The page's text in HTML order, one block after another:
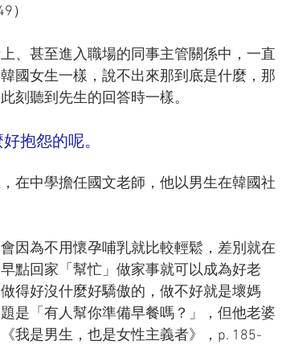
）
、甚至進入職場的同事主管關係中，一直
國女生一樣，說不出來那到底是什麼，那
刻聽到先生的回答時一樣。
抱怨的呢。
在中學擔任國文老師，他以男生在韓國社
因為不用懷孕哺乳就比較輕鬆，差別就在
點回家「幫忙」做家事就可以成為好老
得好沒什麼好驕傲的，做不好就是壞媽
是「有人幫你準備早餐嗎？」，但他老婆
我是男生，也是女性主義者》，p. 185-